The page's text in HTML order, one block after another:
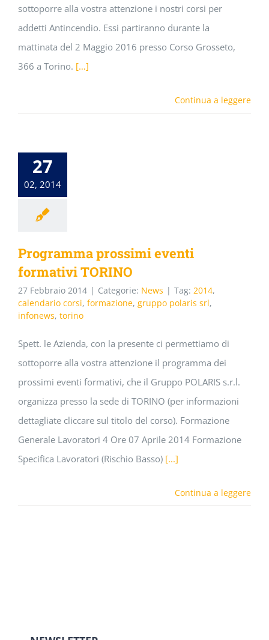
sottoporre alla vostra attenzione i nostri corsi per
addetti Antincendio. Essi partiranno durante la
mattinata del 2 Maggio 2016 presso Corso Grosseto,
366 a Torino. […]
Continua a leggere
27
02, 2014
Programma prossimi eventi
formativi TORINO
27 Febbraio 2014 | Categorie: News | Tag: 2014,
calendario corsi, formazione, gruppo polaris srl,
infonews, torino
Spett. le Azienda, con la presente ci permettiamo di
sottoporre alla vostra attenzione il programma dei
prossimi eventi formativi, che il Gruppo POLARIS s.r.l.
organizza presso la sede di TORINO (per informazioni
dettagliate cliccare sul titolo del corso). Formazione
Generale Lavoratori 4 Ore 07 Aprile 2014 Formazione
Specifica Lavoratori (Rischio Basso) [...]
Continua a leggere